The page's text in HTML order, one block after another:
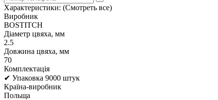
Характеристики: (Смотреть все)
Виробник
BOSTITCH
Діаметр цвяха, мм
2.5
Довжина цвяха, мм
70
Комплектація
✔ Упаковка 9000 штук
Країна-виробник
Польща